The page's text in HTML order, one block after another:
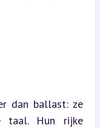
dan ballast: ze
taal. Hun rijke